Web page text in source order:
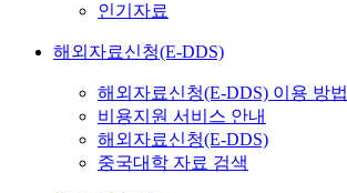
인기자료
해외자료신청(E-DDS)
해외자료신청(E-DDS) 이용 방법
비용지원 서비스 안내
해외자료신청(E-DDS)
중국대학 자료 검색